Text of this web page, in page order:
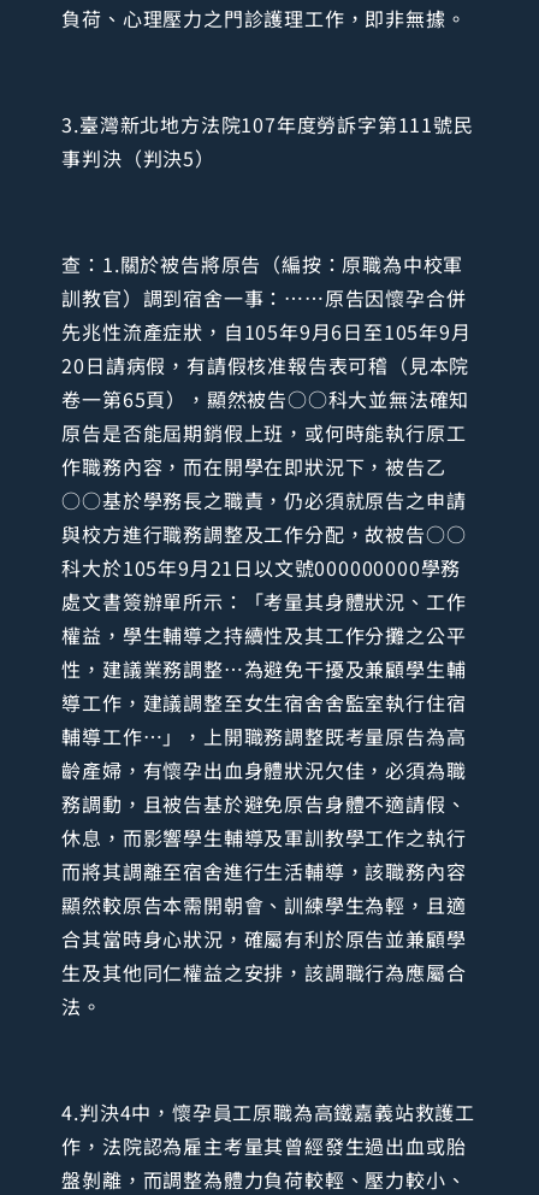
負荷、心理壓力之門診護理工作，即非無據。
3.臺灣新北地方法院107年度勞訴字第111號民
事判決（判決5）
查：1.關於被告將原告（編按：原職為中校軍
訓教官）調到宿舍一事：……原告因懷孕合併
先兆性流產症狀，自105年9月6日至105年9月
20日請病假，有請假核准報告表可稽（見本院
卷一第65頁），顯然被告○○科大並無法確知
原告是否能屆期銷假上班，或何時能執行原工
作職務內容，而在開學在即狀況下，被告乙
○○基於學務長之職責，仍必須就原告之申請
與校方進行職務調整及工作分配，故被告○○
科大於105年9月21日以文號000000000學務
處文書簽辦單所示：「考量其身體狀況、工作
權益，學生輔導之持續性及其工作分攤之公平
性，建議業務調整…為避免干擾及兼顧學生輔
導工作，建議調整至女生宿舍舍監室執行住宿
輔導工作…」，上開職務調整既考量原告為高
齡產婦，有懷孕出血身體狀況欠佳，必須為職
務調動，且被告基於避免原告身體不適請假、
休息，而影響學生輔導及軍訓教學工作之執行
而將其調離至宿舍進行生活輔導，該職務內容
顯然較原告本需開朝會、訓練學生為輕，且適
合其當時身心狀況，確屬有利於原告並兼顧學
生及其他同仁權益之安排，該調職行為應屬合
法。
4.判決4中，懷孕員工原職為高鐵嘉義站救護工
作，法院認為雇主考量其曾經發生過出血或胎
盤剝離，而調整為體力負荷較輕、壓力較小、